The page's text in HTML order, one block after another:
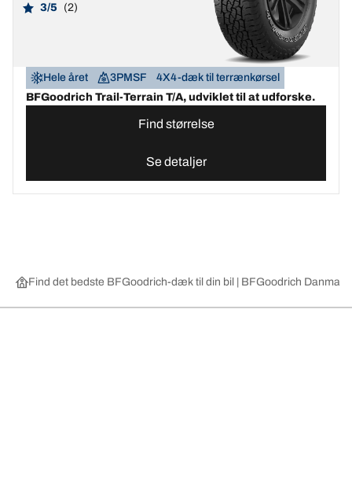
3/5 (2)
Hele året 3PMSF
4X4-dæk til terrænkørsel
BFGoodrich Trail-Terrain T/A, udviklet til at udforske.
Find størrelse
Se detaljer
Find det bedste BFGoodrich-dæk til din bil | BFGoodrich Danmark